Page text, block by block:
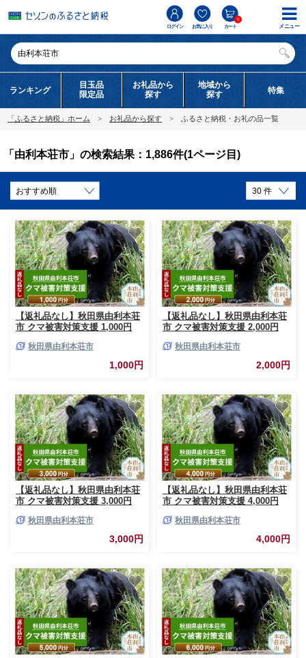
ログイン お気に入り カート
0
ランキング
目玉品
限定品
お礼品から
探す
地域から
探す
特集
「ふるさと納税」ホーム お礼品から探す ふるさと納税・お礼の品一覧
「由利本荘市」の検索結果：1,886件(1ページ目)
【返礼品なし】秋田県由利本荘
市 クマ被害対策支援 1,000円
秋田県由利本荘市
1,000円
【返礼品なし】秋田県由利本荘
市 クマ被害対策支援 2,000円
秋田県由利本荘市
2,000円
【返礼品なし】秋田県由利本荘
市 クマ被害対策支援 3,000円
秋田県由利本荘市
3,000円
【返礼品なし】秋田県由利本荘
市 クマ被害対策支援 4,000円
秋田県由利本荘市
4,000円
メニュー